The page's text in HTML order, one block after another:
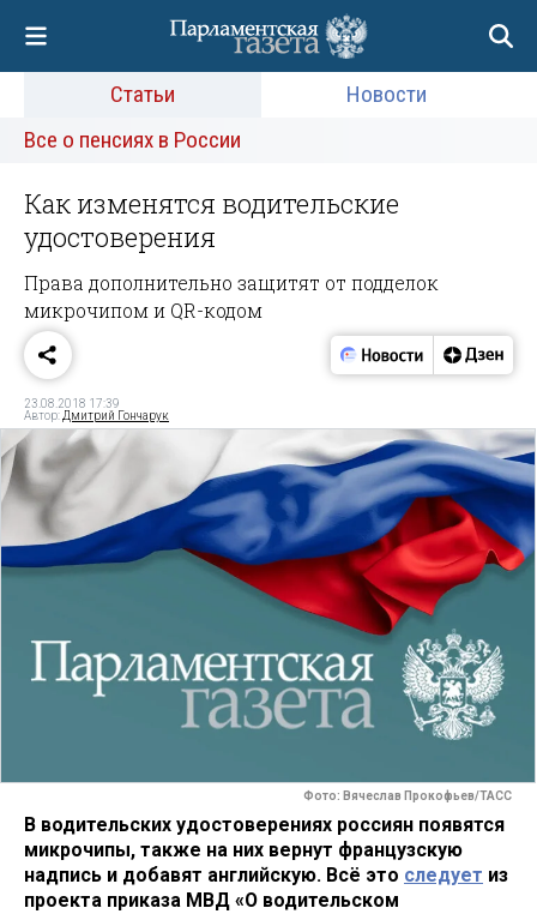
Статьи
Новости
Все о пенсиях в России
Как изменятся водительские
удостоверения
Права дополнительно защитят от подделок
микрочипом и QR-кодом
23.08.2018 17:39
Автор: Дмитрий Гончарук
Фото: Вячеслав Прокофьев/ТАСС
В водительских удостоверениях россиян появятся
микрочипы, также на них вернут французскую
надпись и добавят английскую. Всё это следует из
проекта приказа МВД «О водительском